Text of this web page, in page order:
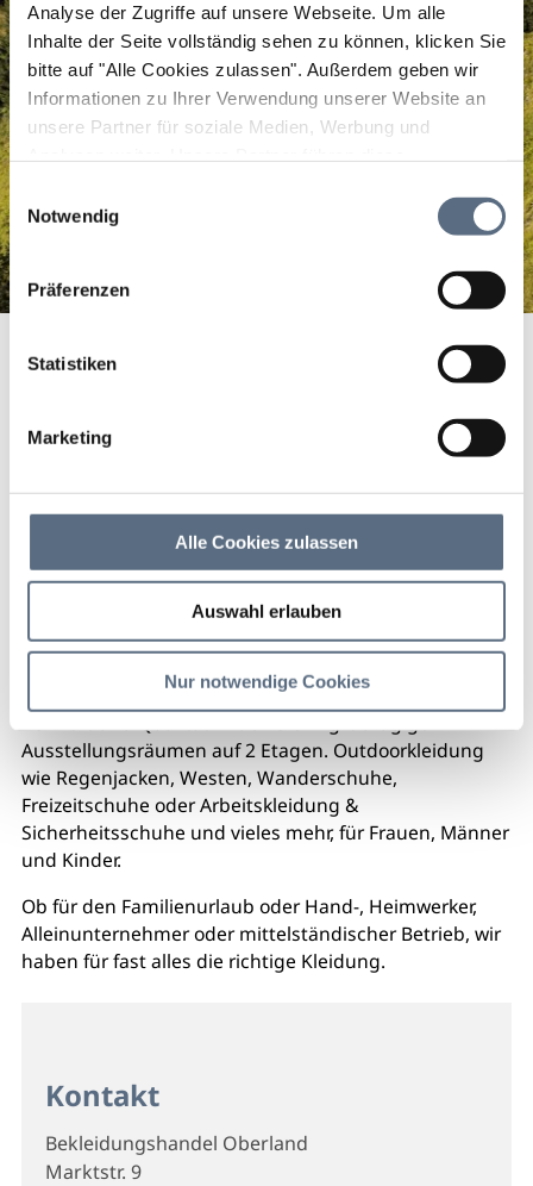
Analyse der Zugriffe auf unsere Webseite. Um alle
Inhalte der Seite vollständig sehen zu können, klicken Sie
bitte auf "Alle Cookies zulassen". Außerdem geben wir
Informationen zu Ihrer Verwendung unserer Website an
unsere Partner für soziale Medien, Werbung und
zusammen, die Sie ihnen bereitgestellt haben oder die
sie im Rahmen Ihrer Nutzung der Dienste gesammelt
Einwilligungsauswahl
Notwendig
Präferenzen
Statistiken
Marketing
Alle Cookies zulassen
Auswahl erlauben
Nur notwendige Cookies
Oberland
Eine große Auswahl an Markenkleidung mit hohem
Ausstellungsräumen auf 2 Etagen. Outdoorkleidung
wie Regenjacken, Westen, Wanderschuhe,
Freizeitschuhe oder Arbeitskleidung &
Sicherheitsschuhe und vieles mehr, für Frauen, Männer
und Kinder.
Ob für den Familienurlaub oder Hand-, Heimwerker,
Alleinunternehmer oder mittelständischer Betrieb, wir
haben für fast alles die richtige Kleidung.
Kontakt
Bekleidungshandel Oberland
Marktstr. 9